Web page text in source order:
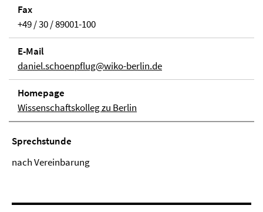
Fax
+49 / 30 / 89001-100
E-Mail
daniel.schoenpflug@wiko-berlin.de
Homepage
Wissenschaftskolleg zu Berlin
Sprechstunde
nach Vereinbarung